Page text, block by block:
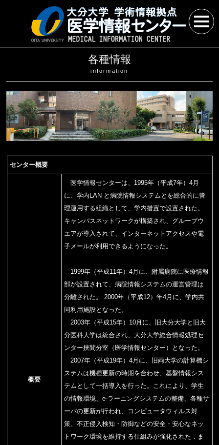
各種情報
information
センター概要
概要
医学情報センターは、1995年（平成7年）4月
に、学内LAN と病院情報システムとを総合的に管
理運用する組織として、学内措置で設置された。
キャンパスネットワークが構築され、グループウ
エアが導入されて、インターネットアクセスや電
子メールが利用できるようになった。
1999年（平成11年）4月に、附属病院に医療情報
部が設置されて、病院情報システムの運営管理は
分離された。 2000年（平成12）年4月に、学内共
同利用施設となった。
2003年（平成15年）10月に、旧大分大学と旧大
分医科大学は統合され、大分大学総合情報処理セ
ンター挾間分室（医学情報センター）となった。
2007年（平成19年）4月に、旧両大学の計算機シ
ステムは機種更新の時期を合わせ、基盤情報シス
テムとして一括導入を行った。これにより、学生
の情報環境、e-ラーニングシステムの整備、各種サ
ーバの更新が行われ、コンピュータウィルス対
策、不正侵入検知・防御などの安全・安心なネッ
トワーク環境を維持する仕組みが強化された．ま